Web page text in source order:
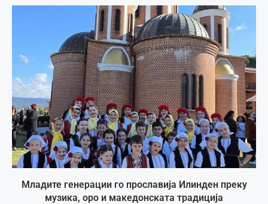
Младите генерации го прославија Илинден преку
музика, оро и македонската традиција